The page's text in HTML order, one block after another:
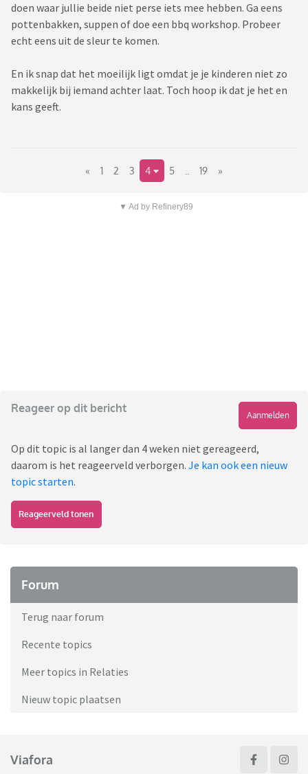
doen waar jullie beide niet perse iets mee hebben. Ga eens
pottenbakken, suppen of doe een bbq workshop. Probeer
echt eens uit de sleur te komen.
En ik snap dat het moeilijk ligt omdat je je kinderen niet zo
makkelijk bij iemand achter laat. Toch hoop ik dat je het en
kans geeft.
« 1 2 3 4 5 19 »
▼ Ad by Refinery89
Reageer op dit bericht
Aanmelden
Op dit topic is al langer dan 4 weken niet gereageerd,
daarom is het reageerveld verborgen. Je kan ook een nieuw
topic starten.
Reageerveld tonen
Forum
Terug naar forum
Recente topics
Meer topics in Relaties
Nieuw topic plaatsen
Viafora